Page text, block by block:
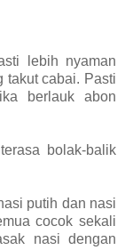
lebih nyaman
takut cabai. Pasti
berlauk abon
bolak-balik
putih dan nasi
cocok sekali
nasi dengan